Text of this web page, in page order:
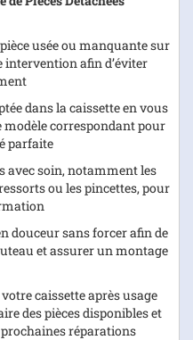
usée ou manquante sur
afin d’éviter
dans la caissette en vous
correspondant pour
parfaite
avec soin, notamment les
ou les pincettes, pour
douceur sans forcer afin de
et assurer un montage
caissette après usage
des pièces disponibles et
réparations